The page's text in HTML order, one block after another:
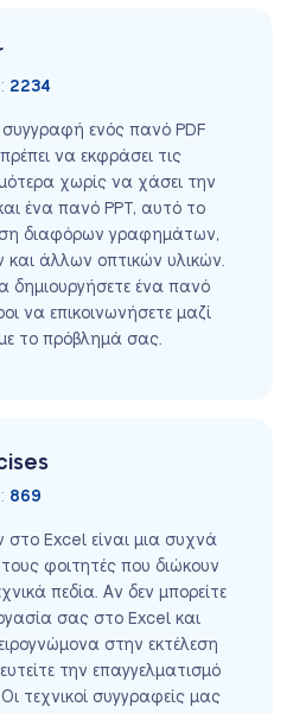
2234
ενός πανό PDF
να εκφράσει τις
χωρίς να χάσει την
ένα πανό PPT, αυτό το
διαφόρων γραφημάτων,
άλλων οπτικών υλικών.
δημιουργήσετε ένα πανό
να επικοινωνήσετε μαζί
το πρόβλημά σας.
869
στο Excel είναι μια συχνά
φοιτητές που διώκουν
πεδία. Αν δεν μπορείτε
σας στο Excel και
στην εκτέλεση
την επαγγελματισμό
τεχνικοί συγγραφείς μας